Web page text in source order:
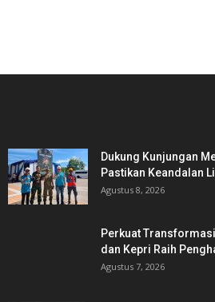
Dukung Kunjungan
Pastikan Keandalan
Agustus 8, 2026
Perkuat Transformasi
dan Kepri Raih
Agustus 7, 2026